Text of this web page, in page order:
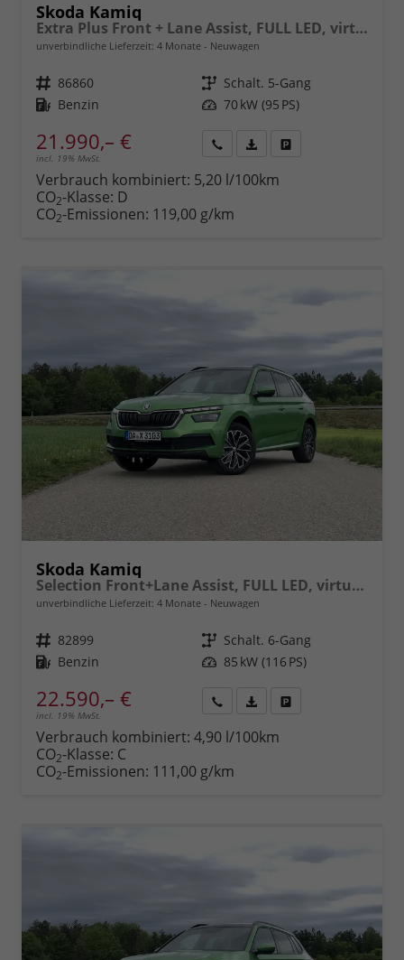
Skoda Kamiq
Extra Plus Front + Lane Assist, FULL LED, virtuelles Cockpit, Climatronic, Parksensoren, Rückfahrkamera, ISOFIX, el. Fensterheber, Tempomat, Sitzhzg. uvm.
unverbindliche Lieferzeit: 4 Monate Neuwagen
Fahrzeugnr. 86860 Getriebe Schalt. 5-Gang
Kraftstoff Benzin Leistung 70 kW (95 PS)
21.990,– €
incl. 19% MwSt.
anfordern
Datei,
Verbrauch kombiniert: 5,20 l/100km
CO2-Klasse: D
CO2-Emissionen: 119,00 g/km
Skoda Kamiq
Selection Front+Lane Assist, FULL LED, virtuelles Cockpit, , Climatronic, Parksensoren, ISOFIX, el. Fensterheber, Tempomat, Sitzhzg. uvm.
unverbindliche Lieferzeit: 4 Monate Neuwagen
Fahrzeugnr. 82899 Getriebe Schalt. 6-Gang
Kraftstoff Benzin Leistung 85 kW (116 PS)
22.590,– €
incl. 19% MwSt.
anfordern
Datei,
Verbrauch kombiniert: 4,90 l/100km
CO2-Klasse: C
CO2-Emissionen: 111,00 g/km